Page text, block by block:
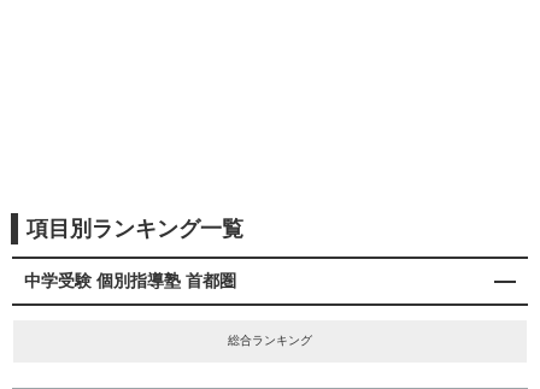
項目別ランキング一覧
中学受験 個別指導塾 首都圏
総合ランキング